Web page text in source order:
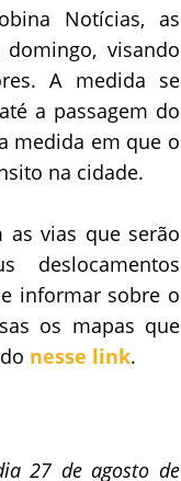
Notícias, as
visando
A medida se
a passagem do
medida em que o
na cidade.
as vias que serão
deslocamentos
informar sobre o
os mapas que
nesse link.
27 de agosto de